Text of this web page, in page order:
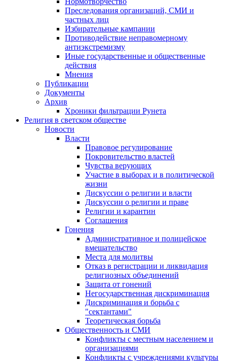
Преследования организаций, СМИ и
частных лиц
Избирательные кампании
Противодействие неправомерному
антиэкстремизму
Иные государственные и общественные
действия
Мнения
Публикации
Документы
Архив
Хроники фильтрации Рунета
Религия в светском обществе
Новости
Власти
Правовое регулирование
Покровительство властей
Чувства верующих
Участие в выборах и в политической
жизни
Дискуссии о религии и власти
Дискуссии о религии и праве
Религии и карантин
Соглашения
Гонения
Административное и полицейское
вмешательство
Места для молитвы
Отказ в регистрации и ликвидация
религиозных объединений
Защита от гонений
Негосударственная дискриминация
Дискриминация и борьба с
"сектантами"
Теоретическая борьба
Общественность и СМИ
Конфликты с местным населением и
организациями
Конфликты с учреждениями культуры